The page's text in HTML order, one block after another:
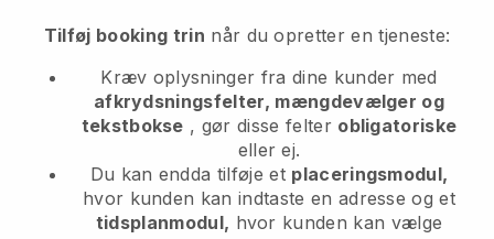
Tilføj booking trin når du opretter en tjeneste:
Kræv oplysninger fra dine kunder med
afkrydsningsfelter, mængdevælger og
tekstbokse , gør disse felter obligatoriske
eller ej.
Du kan endda tilføje et placeringsmodul,
hvor kunden kan indtaste en adresse og et
tidsplanmodul, hvor kunden kan vælge